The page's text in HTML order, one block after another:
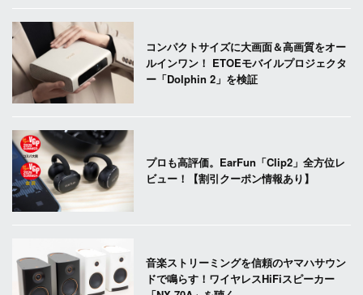
コンパクトサイズに大画面＆高画質をオー
ルインワン！ ETOEモバイルプロジェクタ
ー「Dolphin 2」を検証
プロも高評価。EarFun「Clip2」全方位レ
ビュー！【割引クーポン情報あり】
音楽ストリーミングを信頼のヤマハサウン
ドで鳴らす！ワイヤレスHiFiスピーカー